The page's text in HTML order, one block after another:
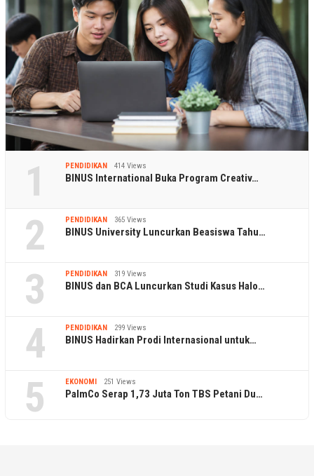
1 PENDIDIKAN 414 Views
BINUS International Buka Program Creativ…
2 PENDIDIKAN 365 Views
BINUS University Luncurkan Beasiswa Tahu…
3 PENDIDIKAN 319 Views
BINUS dan BCA Luncurkan Studi Kasus Halo…
4 PENDIDIKAN 299 Views
BINUS Hadirkan Prodi Internasional untuk…
5 EKONOMI 251 Views
PalmCo Serap 1,73 Juta Ton TBS Petani Du…